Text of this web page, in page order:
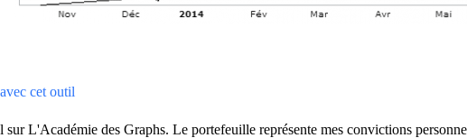
cet outil
sur L'Académie des Graphs. Le portefeuille représente mes convictions